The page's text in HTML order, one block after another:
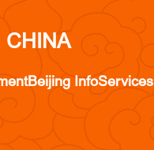
CHINA
Beijing InfoServices